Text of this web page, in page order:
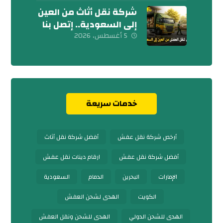
شركة نقل أثاث من العين
إلى السعودية.. إتصل بنا
اليوم
5 أغسطس، 2026
خدمات سريعة
أرخص شركة نقل عفش
أفضل شركة نقل أثاث
أفضل شركة نقل عفش
ارقام دينات نقل عفش
الإمارات
البحرين الدمام
السعودية
الكويت
الهدى لشحن العفش
الهدى للشحن الدولي
الهدى للشحن ونقل العفش